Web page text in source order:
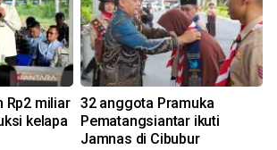
Rp2 miliar
kelapa
32 anggota Pramuka
Pematangsiantar ikuti
Jamnas di Cibubur